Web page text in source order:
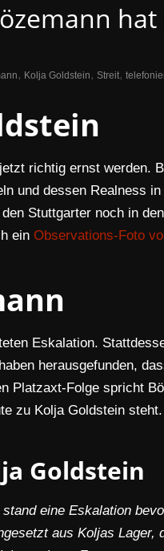
, Kolja Goldstein, Streit,
richtig ernst werden.
und dessen Realness
Stuttgarter noch in
ein Observations-Foto
Eskalation.
herausgefunden,
Platzaxt-Folge spricht
zu Kolja Goldstein
Goldstein
eine Eskalation
aus Koljas Lager,